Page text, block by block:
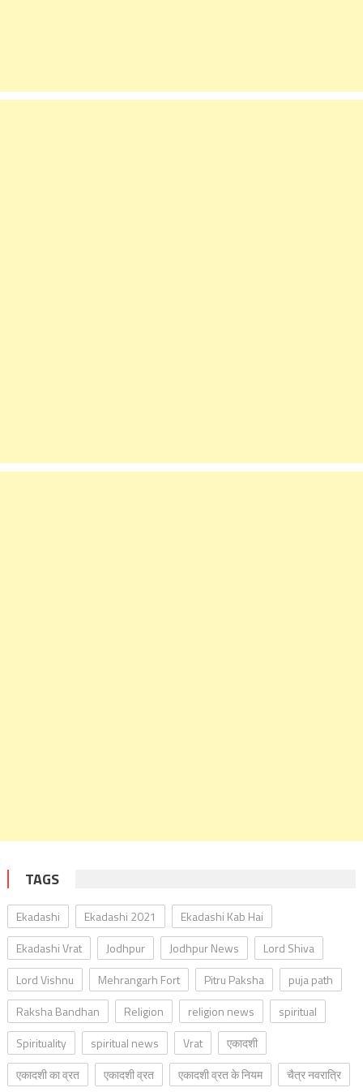
TAGS
Ekadashi Ekadashi 2021
Ekadashi Kab Hai
Ekadashi Vrat
Jodhpur Jodhpur News
Lord Shiva
Lord Vishnu
Mehrangarh Fort Pitru Paksha
puja path
Raksha Bandhan
Religion religion news
spiritual
Spirituality
spiritual news Vrat
एकादशी
एकादशी का व्रत
एकादशी व्रत एकादशी व्रत के नियम चैत्र नवरात्रि